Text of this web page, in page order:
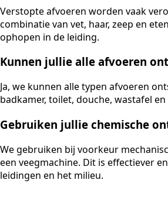
Verstopte afvoeren worden vaak
combinatie van vet, haar, zeep en
ophopen in de leiding.
Kunnen jullie alle afvoeren
Ja, we kunnen alle typen afvoeren
badkamer, toilet, douche, wastafel
Gebruiken jullie chemische
We gebruiken bij voorkeur
een veegmachine. Dit is effectiever
leidingen en het milieu.